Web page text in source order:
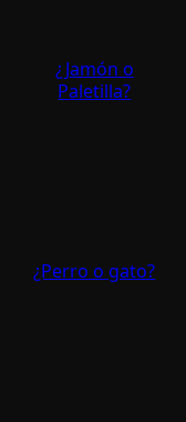
¿Jamón o
Paletilla?
¿Perro o gato?